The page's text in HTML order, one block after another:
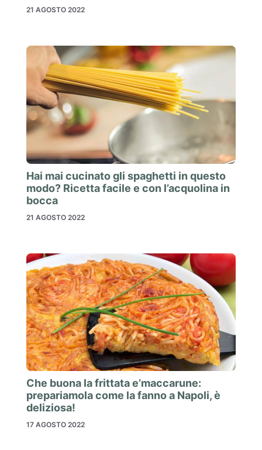
21 AGOSTO 2022
Hai mai cucinato gli spaghetti in questo
modo? Ricetta facile e con l’acquolina in
bocca
21 AGOSTO 2022
Che buona la frittata e’maccarune:
prepariamola come la fanno a Napoli, è
deliziosa!
17 AGOSTO 2022